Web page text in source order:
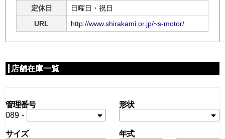
定休日
日曜日・祝日
URL
http://www.shirakami.or.jp/~s-motor/
店舗在庫一覧
管理番号
089 -
形状
サイズ
年式